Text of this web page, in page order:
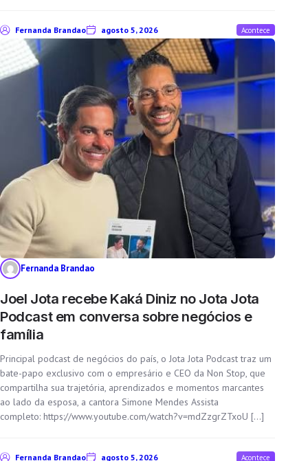
Fernanda Brandao agosto 5, 2026 Acontece
Fernanda Brandao
Joel Jota recebe Kaká Diniz no Jota Jota
Podcast em conversa sobre negócios e
família
Principal podcast de negócios do país, o Jota Jota Podcast traz um
bate-papo exclusivo com o empresário e CEO da Non Stop, que
compartilha sua trajetória, aprendizados e momentos marcantes
ao lado da esposa, a cantora Simone Mendes Assista
completo: https://www.youtube.com/watch?v=mdZzgrZTxoU […]
Fernanda Brandao agosto 5, 2026 Acontece